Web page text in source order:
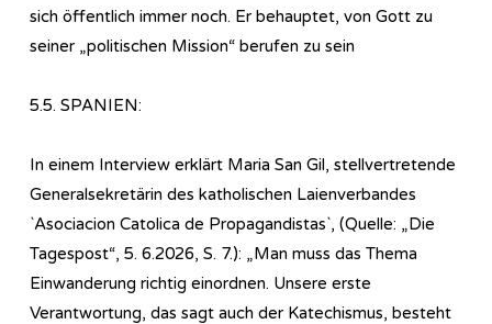
sich öffentlich immer noch. Er behauptet, von Gott zu
seiner „politischen Mission“ berufen zu sein
5.5. SPANIEN:
In einem Interview erklärt Maria San Gil, stellvertretende
Generalsekretärin des katholischen Laienverbandes
`Asociacion Catolica de Propagandistas`, (Quelle: „Die
Tagespost“, 5. 6.2026, S. 7.): „Man muss das Thema
Einwanderung richtig einordnen. Unsere erste
Verantwortung, das sagt auch der Katechismus, besteht